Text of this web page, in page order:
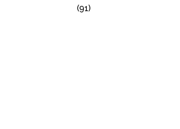
(91)